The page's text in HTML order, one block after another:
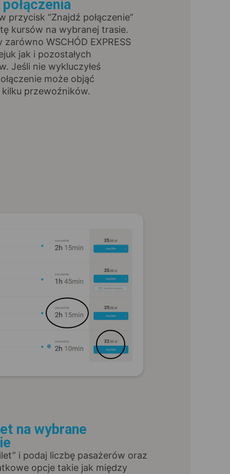
przycisk “Znajdź połączenie”
kursów na wybranej trasie.
WSCHÓD EXPRESS
jak i pozostałych
Jeśli nie wykluczyłeś
może objąć
przewoźników.
na wybrane
i podaj liczbę pasażerów oraz
opcje takie jak między